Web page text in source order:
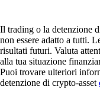
Il trading o la detenzione
non essere adatto a tutti.
risultati futuri. Valuta
alla tua situazione
Puoi trovare ulteriori
detenzione di crypto-asset